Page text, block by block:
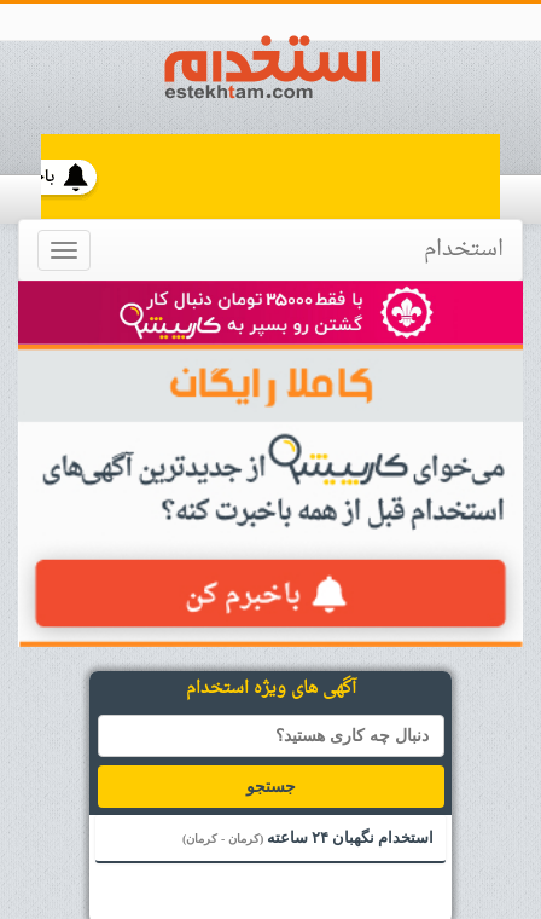
Toggle استخدام
آگهی های ویژه استخدام
جستجو
استخدام نگهبان ۲۴ ساعته (کرمان - کرمان)